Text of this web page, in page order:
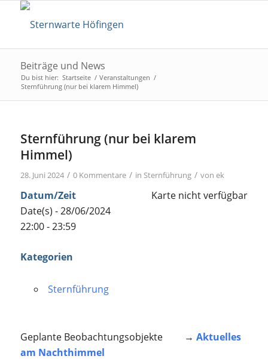
Beiträge und News
Du bist hier: Startseite / Veranstaltungen /
Sternführung (nur bei klarem Himmel)
Sternführung (nur bei klarem
Himmel)
28. Juni 2024 / 0 Kommentare / in Sternführung / von ek
Karte nicht verfügbar
Datum/Zeit
Date(s) - 28/06/2024
22:00 - 23:59
Kategorien
Sternführung
Geplante Beobachtungsobjekte → Aktuelles
am Nachthimmel